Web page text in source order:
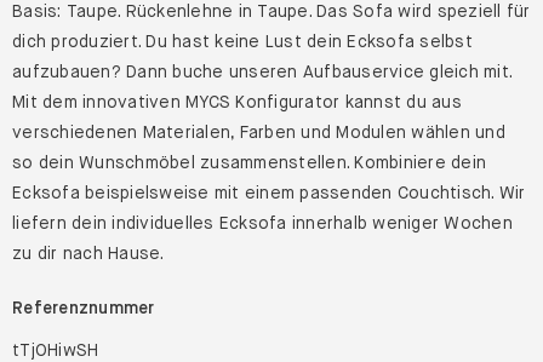
Basis: Taupe. Rückenlehne in Taupe. Das Sofa wird speziell für
dich produziert. Du hast keine Lust dein Ecksofa selbst
aufzubauen? Dann buche unseren Aufbauservice gleich mit.
Mit dem innovativen MYCS Konfigurator kannst du aus
verschiedenen Materialen, Farben und Modulen wählen und
so dein Wunschmöbel zusammenstellen. Kombiniere dein
Ecksofa beispielsweise mit einem passenden Couchtisch. Wir
liefern dein individuelles Ecksofa innerhalb weniger Wochen
zu dir nach Hause.
Referenznummer
tTjOHiwSH